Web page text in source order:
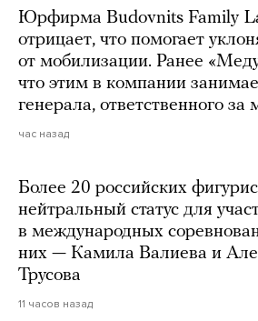
Юрфирма Budovnits Family
отрицает, что помогает
от мобилизации. Ранее
что этим в компании
генерала, ответственного
час назад
Более 20 российских
нейтральный статус для
в международных
них — Камила Валиева и
Трусова
11 часов назад